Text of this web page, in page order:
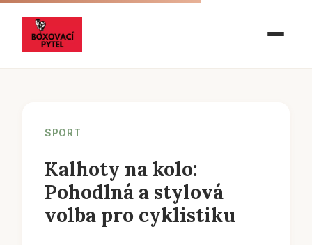
SPORT
Kalhoty na kolo:
Pohodlná a stylová
volba pro cyklistiku